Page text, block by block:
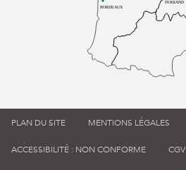
BORDEAUX
FERRAND
PLAN DU SITE MENTIONS LÉGALES
ACCESSIBILITÉ : NON CONFORME CGV